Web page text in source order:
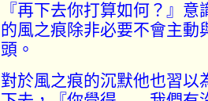
『再下去你打算如何？』
的風之痕除非必要不會主動
頭。
對於風之痕的沉默他也習以